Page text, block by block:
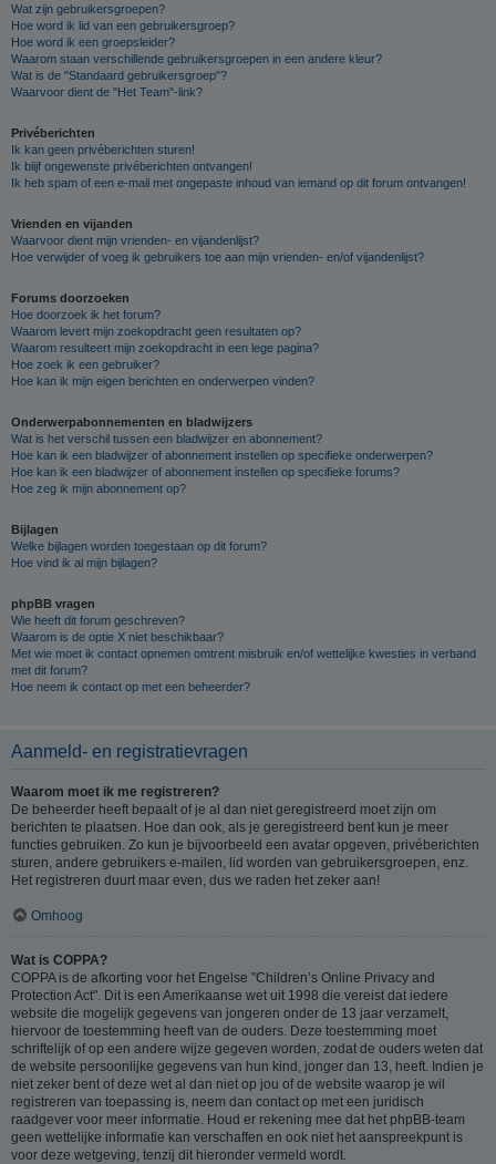
Wat zijn gebruikersgroepen?
Hoe word ik lid van een gebruikersgroep?
Hoe word ik een groepsleider?
Waarom staan verschillende gebruikersgroepen in een andere kleur?
Wat is de "Standaard gebruikersgroep"?
Waarvoor dient de "Het Team"-link?
Privéberichten
Ik kan geen privéberichten sturen!
Ik blijf ongewenste privéberichten ontvangen!
Ik heb spam of een e-mail met ongepaste inhoud van iemand op dit forum ontvangen!
Vrienden en vijanden
Waarvoor dient mijn vrienden- en vijandenlijst?
Hoe verwijder of voeg ik gebruikers toe aan mijn vrienden- en/of vijandenlijst?
Forums doorzoeken
Hoe doorzoek ik het forum?
Waarom levert mijn zoekopdracht geen resultaten op?
Waarom resulteert mijn zoekopdracht in een lege pagina?
Hoe zoek ik een gebruiker?
Hoe kan ik mijn eigen berichten en onderwerpen vinden?
Onderwerpabonnementen en bladwijzers
Wat is het verschil tussen een bladwijzer en abonnement?
Hoe kan ik een bladwijzer of abonnement instellen op specifieke onderwerpen?
Hoe kan ik een bladwijzer of abonnement instellen op specifieke forums?
Hoe zeg ik mijn abonnement op?
Bijlagen
Welke bijlagen worden toegestaan op dit forum?
Hoe vind ik al mijn bijlagen?
phpBB vragen
Wie heeft dit forum geschreven?
Waarom is de optie X niet beschikbaar?
Met wie moet ik contact opnemen omtrent misbruik en/of wettelijke kwesties in verband
met dit forum?
Hoe neem ik contact op met een beheerder?
Aanmeld- en registratievragen
Waarom moet ik me registreren?
De beheerder heeft bepaalt of je al dan niet geregistreerd moet zijn om
berichten te plaatsen. Hoe dan ook, als je geregistreerd bent kun je meer
functies gebruiken. Zo kun je bijvoorbeeld een avatar opgeven, privéberichten
sturen, andere gebruikers e-mailen, lid worden van gebruikersgroepen, enz.
Het registreren duurt maar even, dus we raden het zeker aan!
Omhoog
Wat is COPPA?
COPPA is de afkorting voor het Engelse "Children’s Online Privacy and
Protection Act". Dit is een Amerikaanse wet uit 1998 die vereist dat iedere
website die mogelijk gegevens van jongeren onder de 13 jaar verzamelt,
hiervoor de toestemming heeft van de ouders. Deze toestemming moet
schriftelijk of op een andere wijze gegeven worden, zodat de ouders weten dat
de website persoonlijke gegevens van hun kind, jonger dan 13, heeft. Indien je
niet zeker bent of deze wet al dan niet op jou of de website waarop je wil
registreren van toepassing is, neem dan contact op met een juridisch
raadgever voor meer informatie. Houd er rekening mee dat het phpBB-team
geen wettelijke informatie kan verschaffen en ook niet het aanspreekpunt is
voor deze wetgeving, tenzij dit hieronder vermeld wordt.